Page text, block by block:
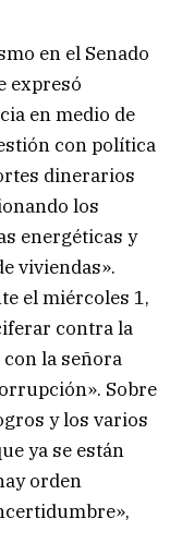
en el Senado
expresó
en medio de
con política
dinerarios
los
energéticas y
viviendas».
el miércoles 1,
contra la
la señora
Sobre
y los varios
ya se están
orden